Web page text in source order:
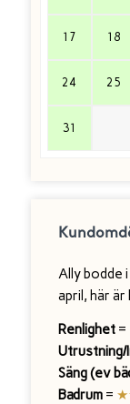
17 18
24 25
31
Ally bodde
april, här är
Renlighet=
Utrustning/
Säng (ev
Badrum= ★